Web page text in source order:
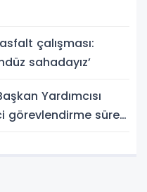
çalışması:
sahadayız’
Yardımcısı
görevlendirme süreci